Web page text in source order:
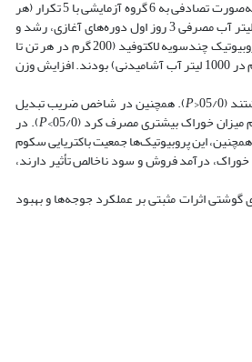
در مطالعه حاضر، 300 جوجه 1 ‌روزه سویه آرین به‌مدت 42 روز با دسترسی آزاد به خوراک و آب پرورش یافتند. جوجه‌ها به‌‌صورت تصادفی به 6 گروه آزمایشی با 5 تکرار (هر
تکرار 10 جوجه) تقسیم شدند. گروه‌ها شامل 1. جیره پایه (کنترل)، 2. آنتی‌بیوتیک اکسی‌تتراسایکلین 20 درصد (30 گرم در 100 لیتر آب مصرفی 3 روز اول دوره‌های آغازی، رشد و
پایانی)، 3. پروبیوتیک فرمولاسیون 2 (1 کیلوگرم در هر تن خوراک)، 4. پروبیوتیک فرمولاسیون 4 (500 گرم در 1000 لیتر آب)، 5. پروبیوتیک چند‌سویه لاکتوفید (200 گرم در هر تن تا
روز 21 و 100 گرم تا کشتار) و 6. پروبیوتیک بیوپول (صفر تا 10 روزگی، 100 گرم در هر 1000 لیتر و بعد از 10 روزگی تا کشتار 75 گرم در 1000 لیتر آب آشامیدنی) بودند. افزایش وزن
0<
P). همچنین در شاخص ضریب تبدیل
خوراک بیشتری مصرف کرد (05/0> P). در
این پروبیوتیک‌ها جمعیت باکتریایی سکوم
درآمد فروش و سود ناخالص تأثیر دارند،
در جوجه‌های گوشتی اثرات مثبتی بر عملکرد جوجه‌ها و بهبود